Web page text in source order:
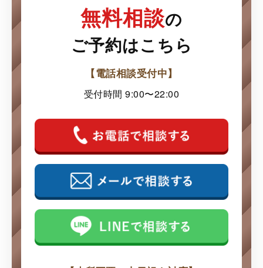
無料相談の
ご予約はこちら
【電話相談受付中】
受付時間 9:00〜22:00